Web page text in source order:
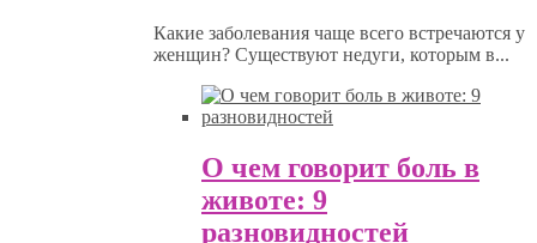
Какие заболевания чаще всего встречаются у
женщин? Существуют недуги, которым в...
О чем говорит боль в
животе: 9
разновидностей